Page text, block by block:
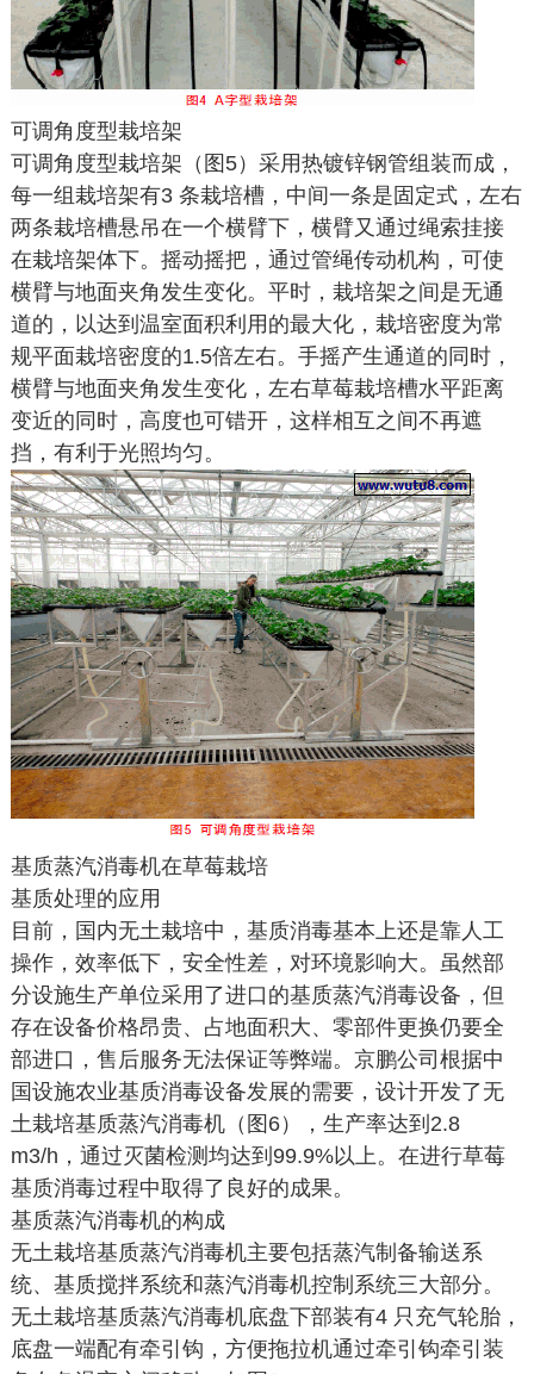
可调角度型栽培架
可调角度型栽培架（图5）采用热镀锌钢管组装而成，
每一组栽培架有3 条栽培槽，中间一条是固定式，左右
两条栽培槽悬吊在一个横臂下，横臂又通过绳索挂接
在栽培架体下。摇动摇把，通过管绳传动机构，可使
横臂与地面夹角发生变化。平时，栽培架之间是无通
道的，以达到温室面积利用的最大化，栽培密度为常
规平面栽培密度的1.5倍左右。手摇产生通道的同时，
横臂与地面夹角发生变化，左右草莓栽培槽水平距离
变近的同时，高度也可错开，这样相互之间不再遮
挡，有利于光照均匀。
基质蒸汽消毒机在草莓栽培
基质处理的应用
目前，国内无土栽培中，基质消毒基本上还是靠人工
操作，效率低下，安全性差，对环境影响大。虽然部
分设施生产单位采用了进口的基质蒸汽消毒设备，但
存在设备价格昂贵、占地面积大、零部件更换仍要全
部进口，售后服务无法保证等弊端。京鹏公司根据中
国设施农业基质消毒设备发展的需要，设计开发了无
土栽培基质蒸汽消毒机（图6），生产率达到2.8
m3/h，通过灭菌检测均达到99.9%以上。在进行草莓
基质消毒过程中取得了良好的成果。
基质蒸汽消毒机的构成
无土栽培基质蒸汽消毒机主要包括蒸汽制备输送系
统、基质搅拌系统和蒸汽消毒机控制系统三大部分。
无土栽培基质蒸汽消毒机底盘下部装有4 只充气轮胎，
底盘一端配有牵引钩，方便拖拉机通过牵引钩牵引装